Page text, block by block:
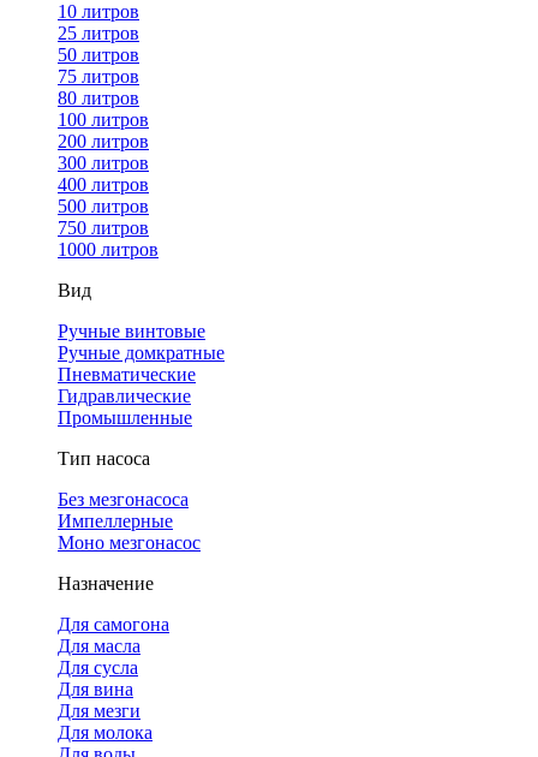
10 литров
25 литров
50 литров
75 литров
80 литров
100 литров
200 литров
300 литров
400 литров
500 литров
750 литров
1000 литров
Вид
Ручные винтовые
Ручные домкратные
Пневматические
Гидравлические
Промышленные
Тип насоса
Без мезгонасоса
Импеллерные
Моно мезгонасос
Назначение
Для самогона
Для масла
Для сусла
Для вина
Для мезги
Для молока